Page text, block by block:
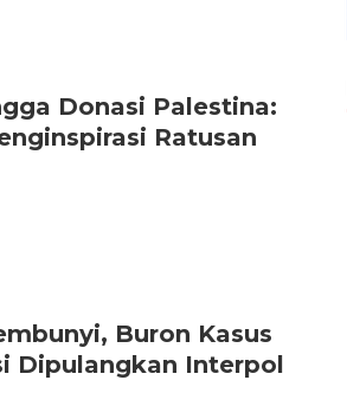
Donasi Palestina:
Ratusan
Buron Kasus
Dipulangkan Interpol